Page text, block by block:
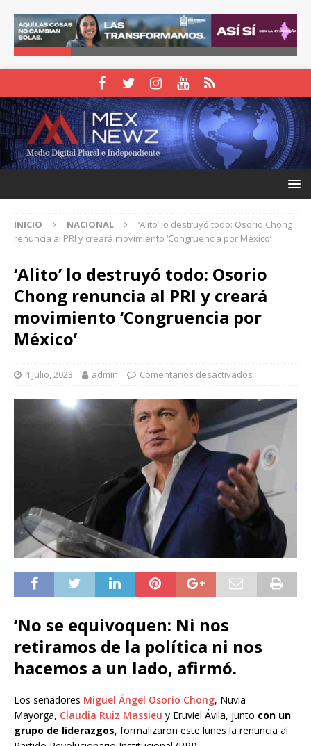
INICIO NACIONAL
‘Alito’ lo destruyó todo: Osorio Chong
renuncia al PRI y creará movimiento ‘Congruencia por México’
‘Alito’ lo destruyó todo: Osorio
Chong renuncia al PRI y creará
movimiento ‘Congruencia por
México’
4 julio, 2023 admin Comentarios desactivados
‘No se equivoquen: Ni nos
retiramos de la política ni nos
hacemos a un lado, afirmó.
Los senadores Miguel Ángel Osorio Chong, Nuvia
Mayorga, Claudia Ruiz Massieu y Eruviel Ávila, junto con un
grupo de liderazgos, formalizaron este lunes la renuncia al